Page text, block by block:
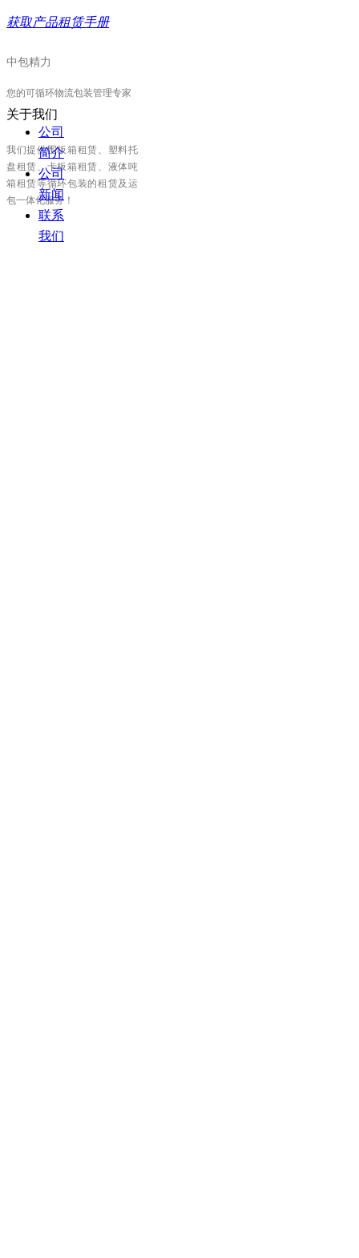
获取产品租赁手册
中包精力
您的可循环物流包装管理专家
我们提供围板箱租赁、塑料托
盘租赁、卡板箱租赁、液体吨
箱租赁等循环包装的租赁及运
包一体化服务！
关于我们
公司
简介
公司
新闻
联系
我们